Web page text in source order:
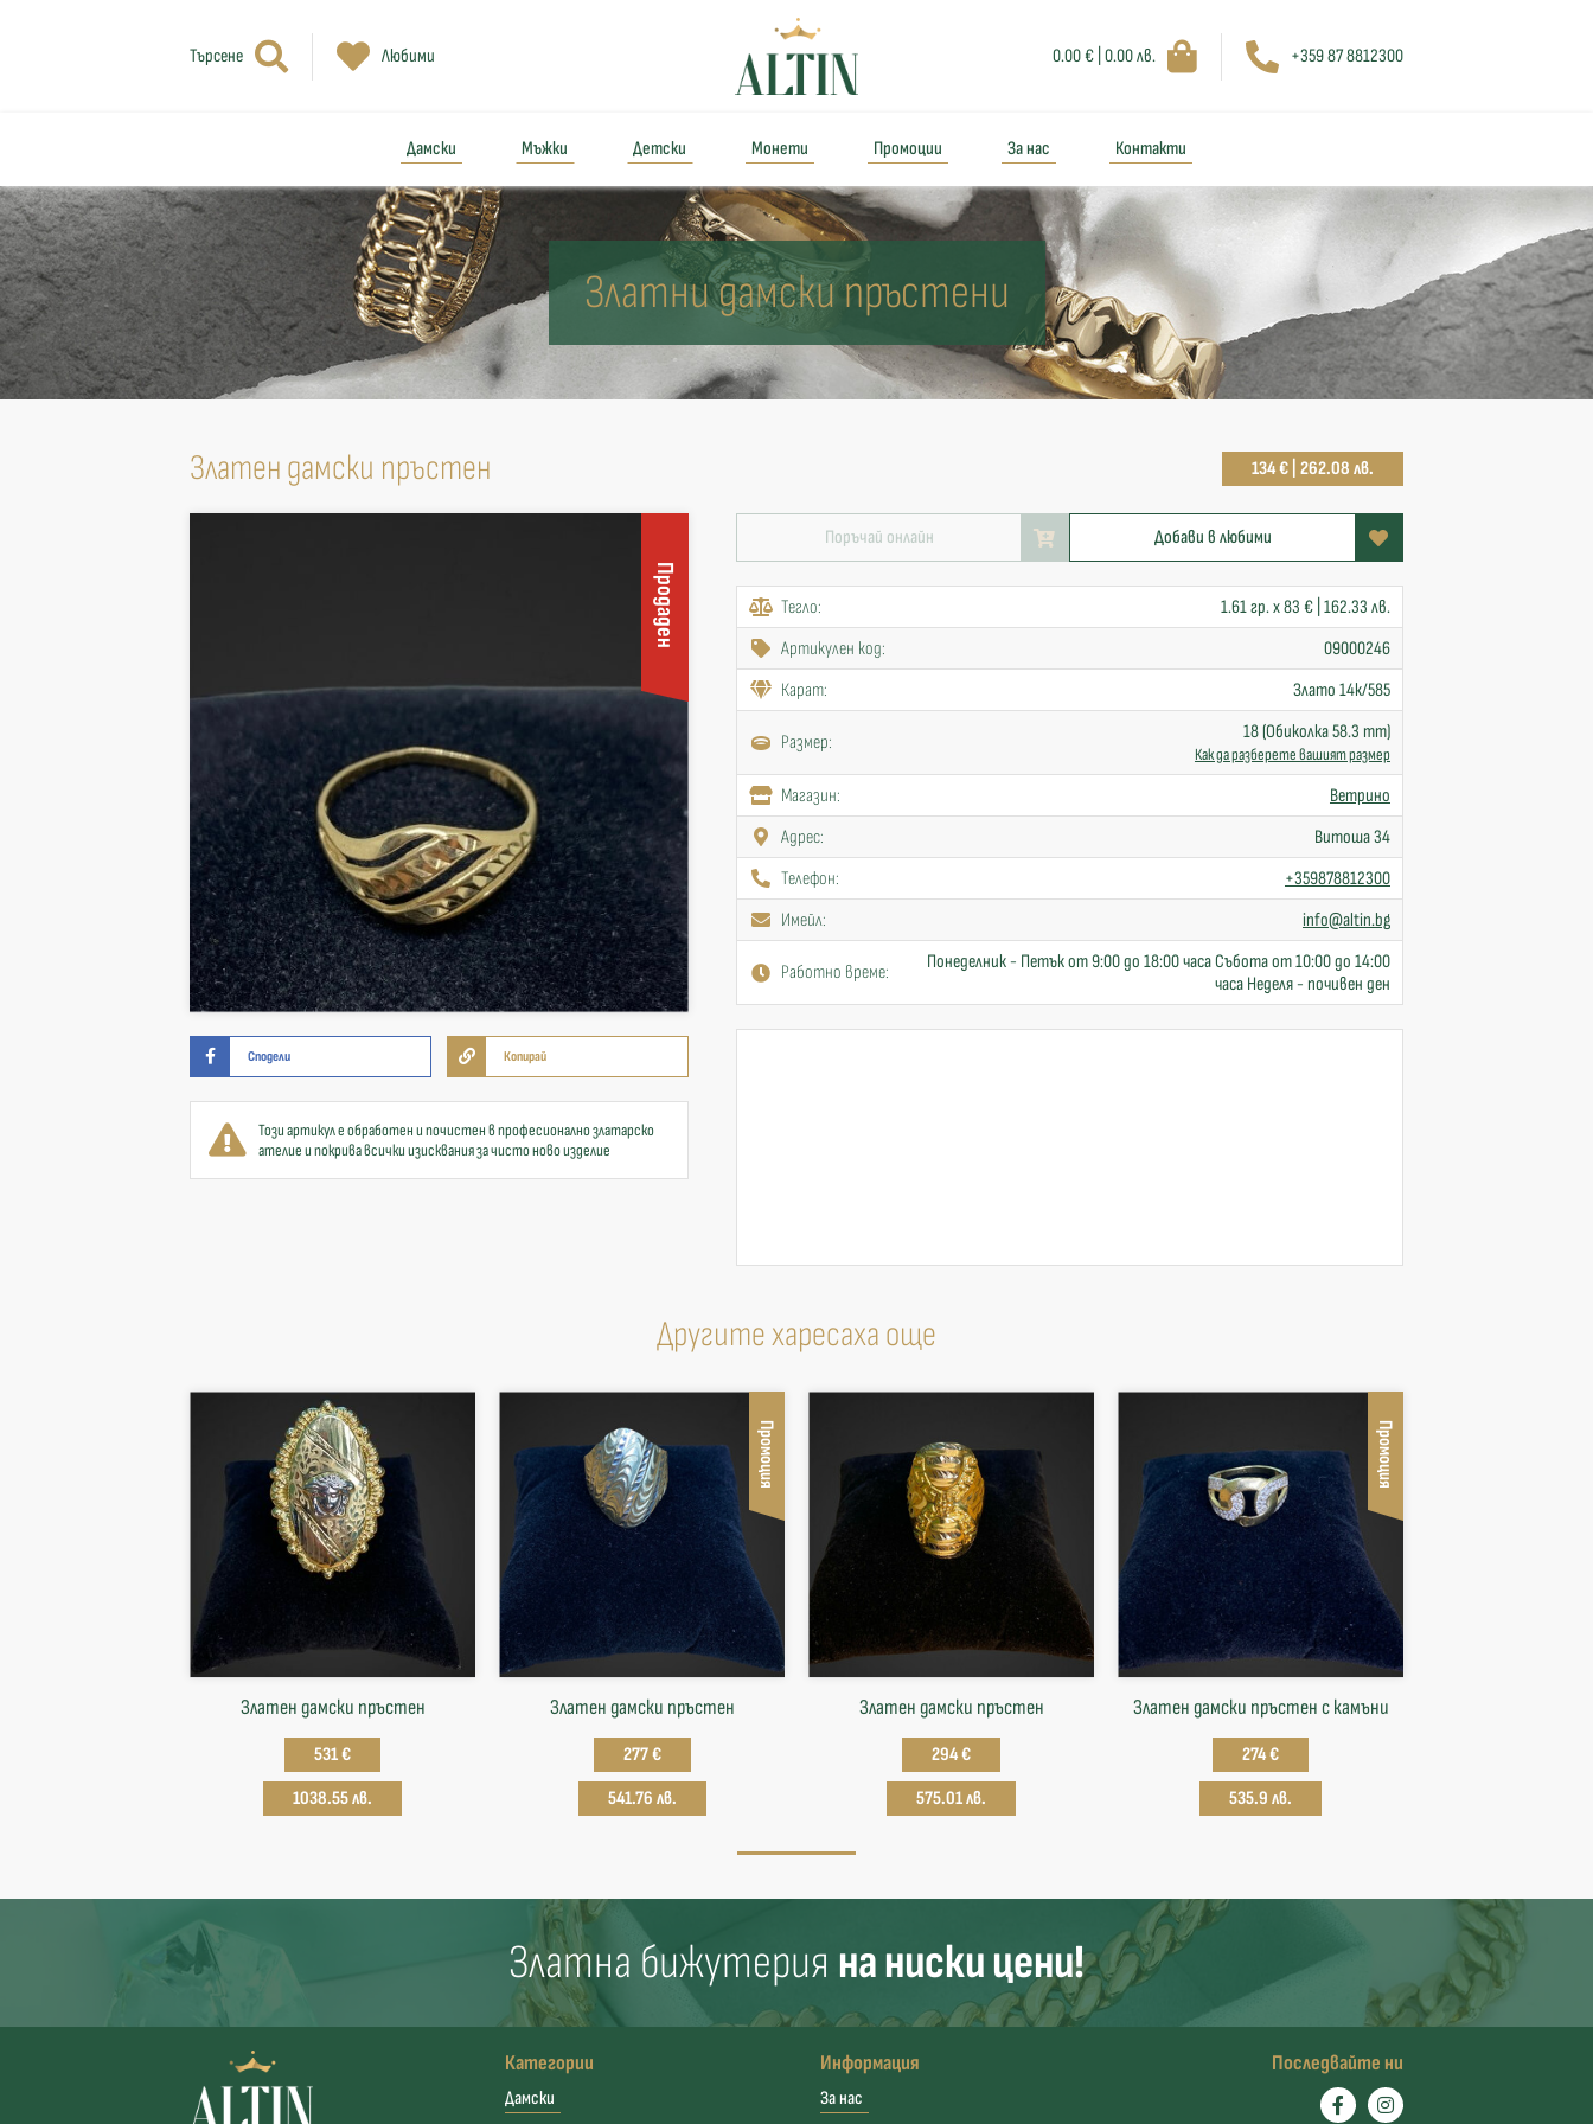
Търсене Любими 0.00 € | 0.00 лв. +359 87 8812300
Дамски Мъжки Детски Монети Промоции За нас Контакти
Златни дамски пръстени
Златен дамски пръстен 134 € | 262.08 лв.
Продаден
Сподели Копирай
Този артикул е обработен и почистен в професионално златарско
ателие и покрива всички изисквания за чисто ново изделие
Поръчай онлайн Добави в любими
Тегло:
1.61 гр. x 83 € | 162.33 лв.
Артикулен код:
09000246
Карат:
Злато 14к/585
Размер: 18 (Обиколка 58.3 mm)
Как да разберете вашият размер
Mагазин:
Ветрино
Адрес:
Витоша 34
Телефон:
+359878812300
Имейл:
info@altin.bg
Работно време:
Понеделник - Петък от 9:00 до 18:00 часа Събота от 10:00 до 14:00
часа Неделя - почивен ден
Другите харесаха още
Златен дамски пръстен
531 €
1038.55 лв.
Промоция
Златен дамски пръстен
277 €
541.76 лв.
Златен дамски пръстен
294 €
575.01 лв.
Промоция
Златен дамски пръстен с камъни
274 €
535.9 лв.
Златна бижутерия на ниски цени!
Категории
Дамски
Информация
За нас
Последвайте ни